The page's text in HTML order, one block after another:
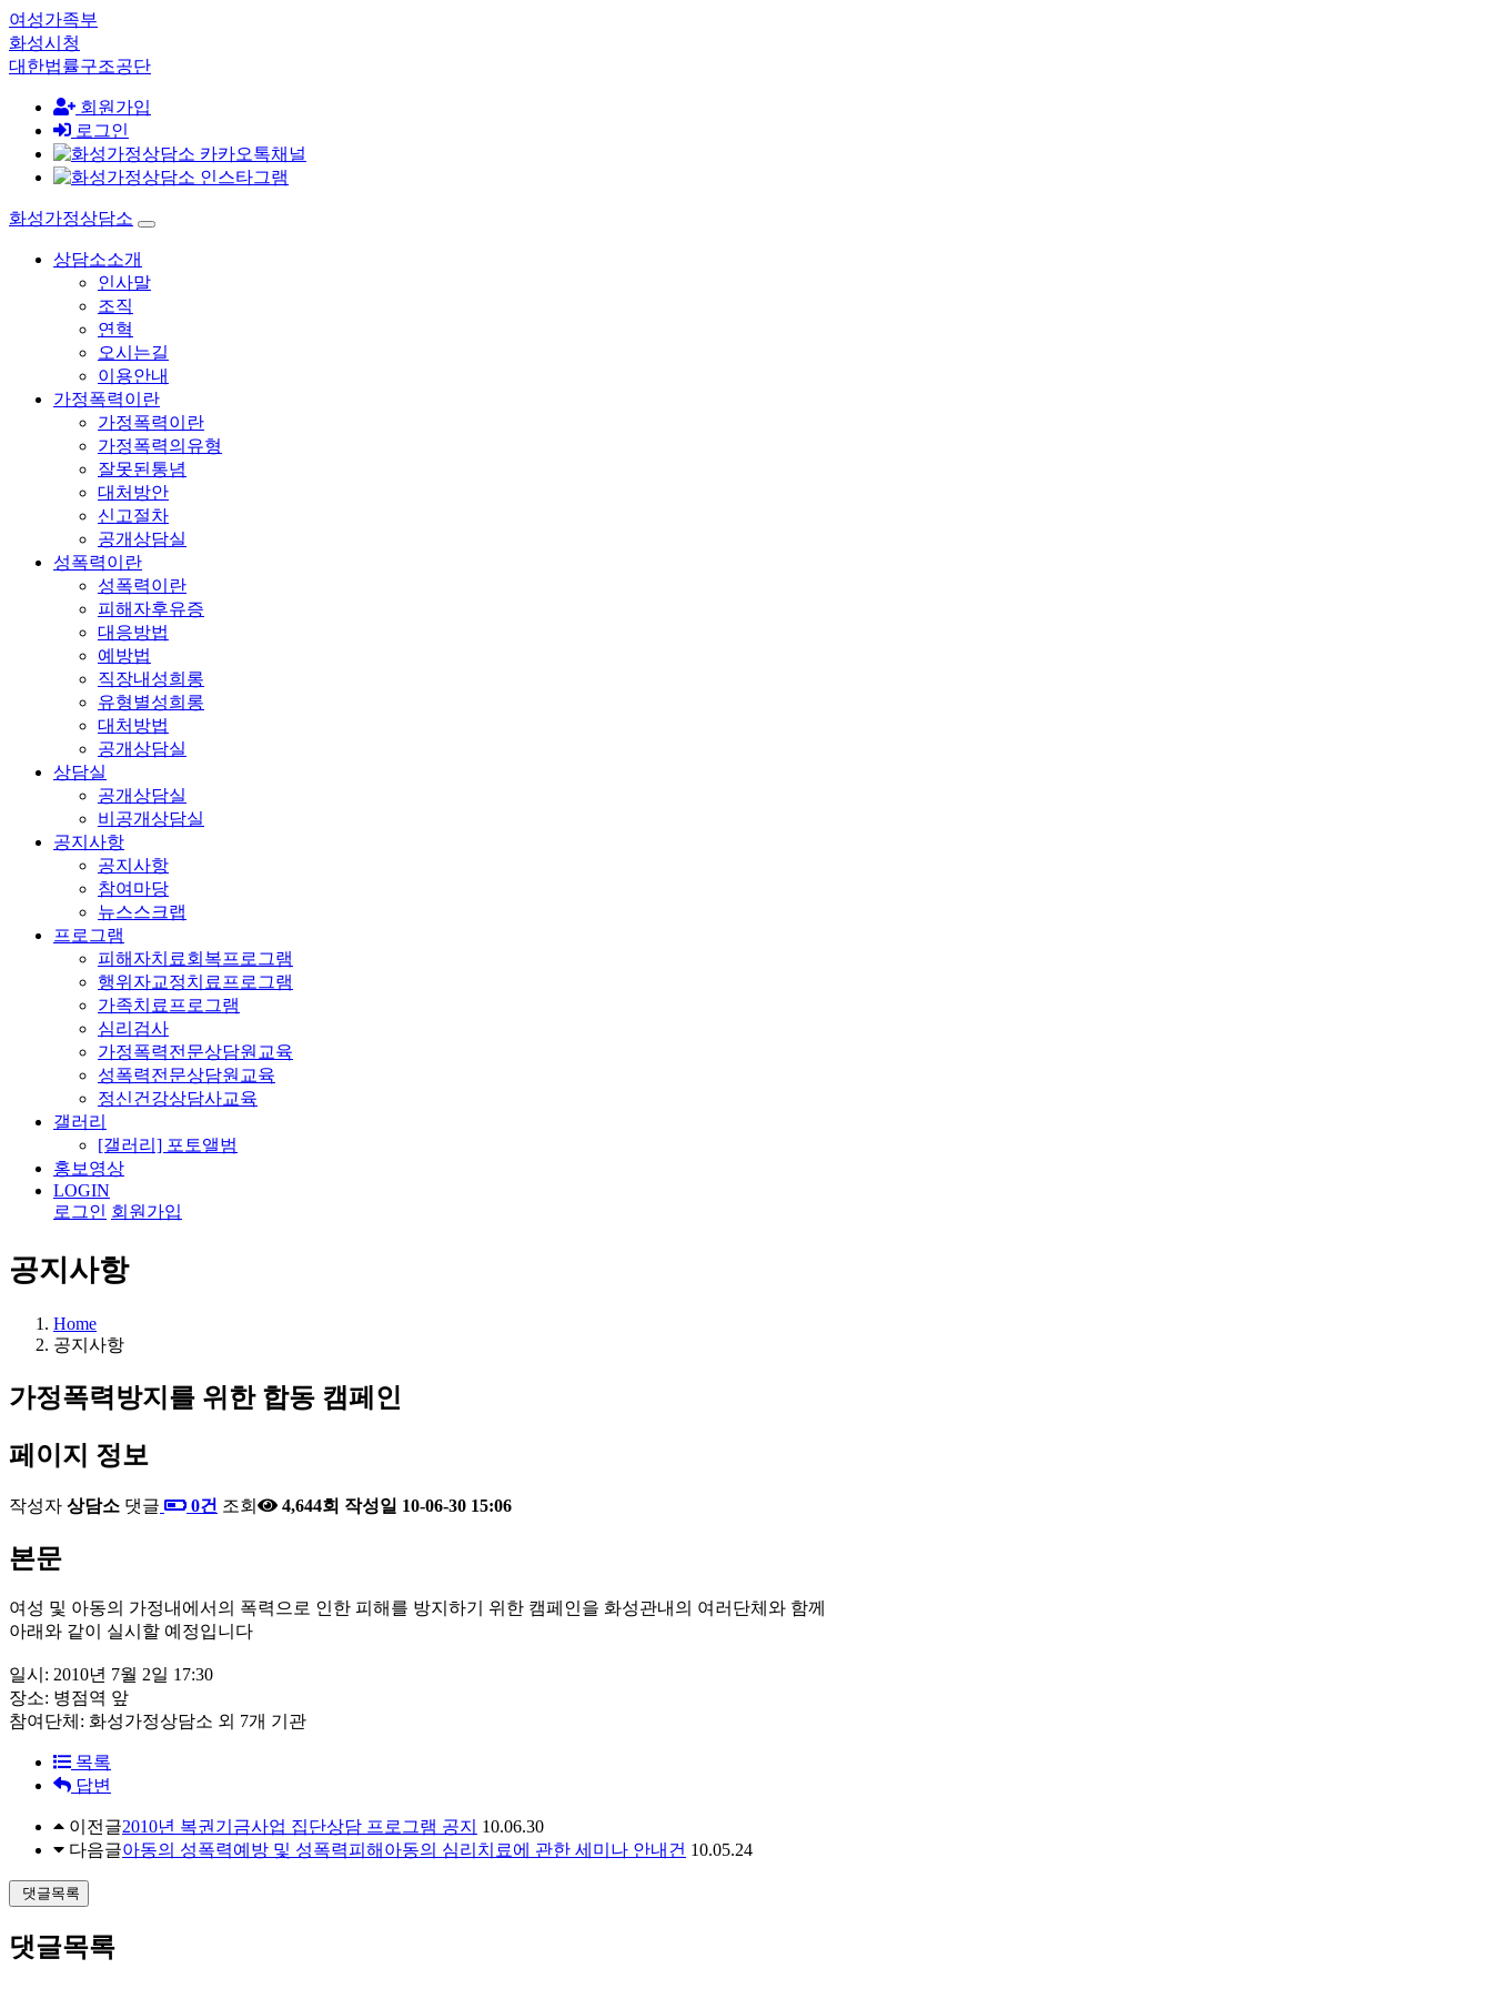
여성가족부
화성시청
대한법률구조공단
회원가입
로그인
화성가정상담소
상담소소개
인사말
조직
연혁
오시는길
이용안내
가정폭력이란
가정폭력이란
가정폭력의유형
잘못된통념
대처방안
신고절차
공개상담실
성폭력이란
성폭력이란
피해자후유증
대응방법
예방법
직장내성희롱
유형별성희롱
대처방법
공개상담실
상담실
공개상담실
비공개상담실
공지사항
공지사항
참여마당
뉴스스크랩
프로그램
피해자치료회복프로그램
행위자교정치료프로그램
가족치료프로그램
심리검사
가정폭력전문상담원교육
성폭력전문상담원교육
정신건강상담사교육
갤러리
[갤러리] 포토앨범
홍보영상
LOGIN
로그인 회원가입
공지사항
Home
공지사항
가정폭력방지를 위한 합동 캠페인
페이지 정보
작성자 상담소 댓글 0건 조회 4,644회 작성일 10-06-30 15:06
본문
여성 및 아동의 가정내에서의 폭력으로 인한 피해를 방지하기 위한 캠페인을 화성관내의 여러단체와 함께
아래와 같이 실시할 예정입니다
일시: 2010년 7월 2일 17:30
장소: 병점역 앞
참여단체: 화성가정상담소 외 7개 기관
목록
답변
이전글2010년 복권기금사업 집단상담 프로그램 공지
10.06.30
다음글아동의 성폭력예방 및 성폭력피해아동의 심리치료에 관한 세미나 안내건 10.05.24
댓글목록
댓글목록